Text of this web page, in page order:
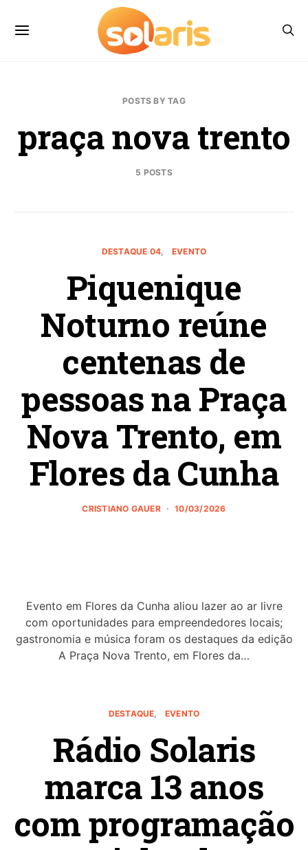
POSTS BY TAG
praça nova trento
5 POSTS
DESTAQUE 04 EVENTO
Piquenique
Noturno reúne
centenas de
pessoas na Praça
Nova Trento, em
Flores da Cunha
CRISTIANO GAUER 10/03/2026
Evento em Flores da Cunha aliou lazer ao ar livre
com oportunidades para empreendedores locais;
gastronomia e música foram os destaques da edição
A Praça Nova Trento, em Flores da…
DESTAQUE EVENTO
Rádio Solaris
marca 13 anos
com programação